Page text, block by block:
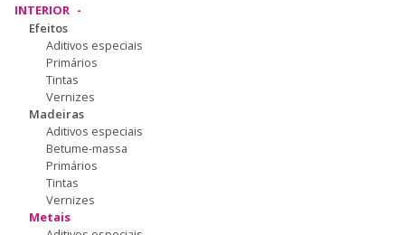
INTERIOR
Efeitos
Aditivos especiais
Primários
Tintas
Vernizes
Madeiras
Aditivos especiais
Betume-massa
Primários
Tintas
Vernizes
Metais